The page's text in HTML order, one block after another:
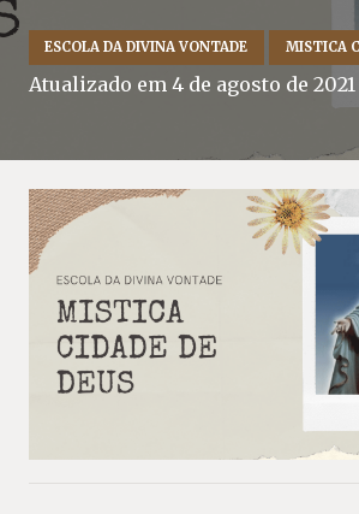
ESCOLA DA DIVINA VONTADE MISTICA
Atualizado em 4 de agosto de 2021